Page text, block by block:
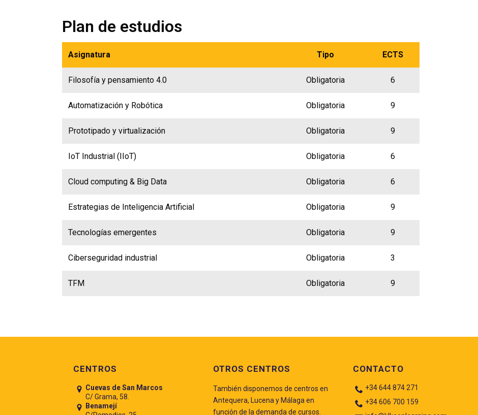
Plan de estudios
Asignatura Tipo ECTS
Filosofía y pensamiento 4.0 Obligatoria 6
Automatización y Robótica Obligatoria 9
Prototipado y virtualización Obligatoria 9
IoT Industrial (IIoT) Obligatoria 6
Cloud computing & Big Data Obligatoria 6
Estrategias de Inteligencia Artificial Obligatoria 9
Tecnologías emergentes Obligatoria 9
Ciberseguridad industrial Obligatoria 3
TFM Obligatoria 9
CENTROS
Cuevas de San Marcos
C/ Grama, 58.
Benamejí
OTROS CENTROS
También disponemos de centros en
Antequera, Lucena y Málaga en
función de la demanda de cursos.
CONTACTO
+34 644 874 271
+34 606 700 159